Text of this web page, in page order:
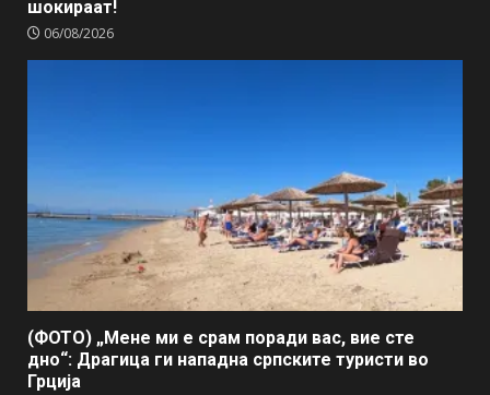
шокираат!
06/08/2026
(ФОТО) „Мене ми е срам поради вас, вие сте
дно“: Драгица ги нападна српските туристи во
Грција